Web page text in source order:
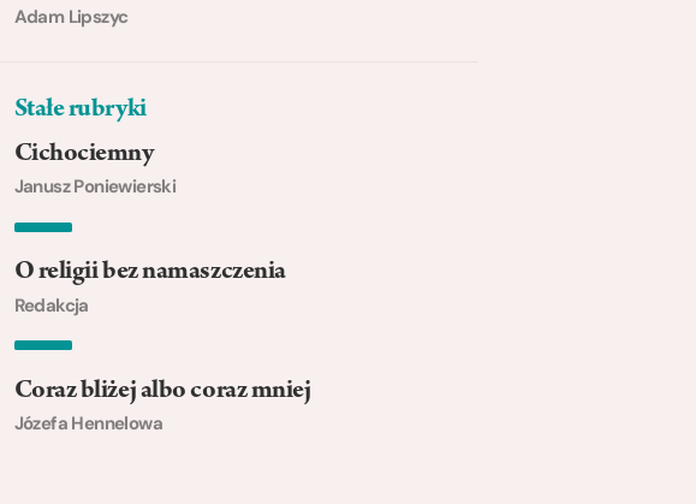
Adam Lipszyc
Stałe rubryki
Cichociemny
Janusz Poniewierski
O religii bez namaszczenia
Redakcja
Coraz bliżej albo coraz mniej
Józefa Hennelowa